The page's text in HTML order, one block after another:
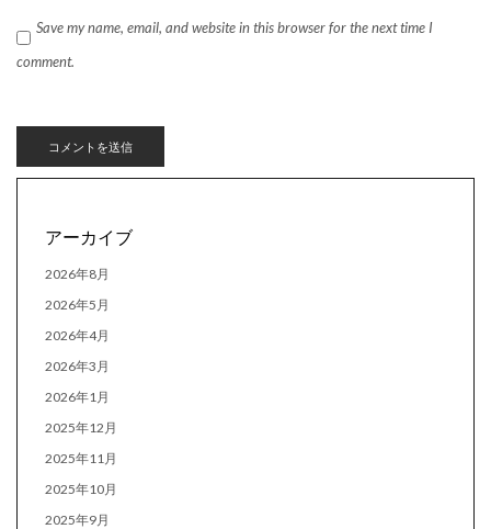
Save my name, email, and website in this browser for the next time I
comment.
アーカイブ
2026年8月
2026年5月
2026年4月
2026年3月
2026年1月
2025年12月
2025年11月
2025年10月
2025年9月